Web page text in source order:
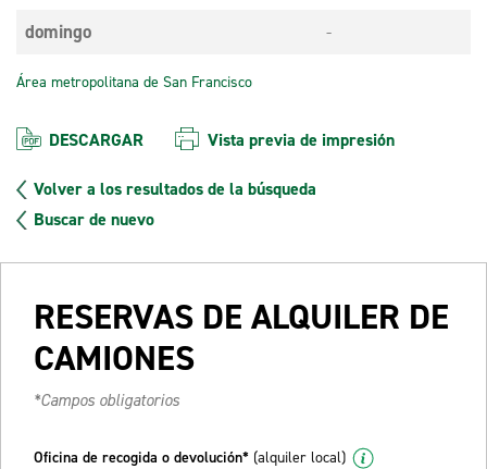
domingo
-
Área metropolitana de San Francisco
DESCARGAR Vista previa de impresión
Volver a los resultados de la búsqueda
Buscar de nuevo
RESERVAS DE ALQUILER DE
CAMIONES
*Campos obligatorios
Oficina de recogida o devolución* (alquiler local)